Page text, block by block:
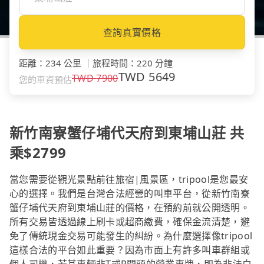
查詢真實價格
距離 ： 234 公里 旅程時間 ： 220 分鐘
您的車資預估TWD7900TWD 5649
新竹南寮蟹仔埔代天府到東埔山莊 共
乘$2799
當您需要從觀光景點前往旅宿|風景區，tripool是您最安
心的選擇。我們是台灣合法經營的叫車平台，從新竹南寮
蟹仔埔代天府到東埔山莊的價格，在預約前就公開透明。
所有交易皆透過線上刷卡或超商繳費，確保金流清楚，避
免了傳統現金交易可能發生的糾紛。為什麼選擇像tripool
這樣合法的平台如此重要？因為市面上有許多叫車群組或